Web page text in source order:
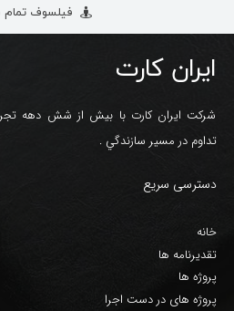
فیلسوف تمام
ایران کارت
شرکت ایران کارت با بیش از شش دهه
تداوم در مسير سازندگي .
دسترسی سریع
خانه
تقدیرنامه ها
پروژه ها
پروژه های در دست اجرا